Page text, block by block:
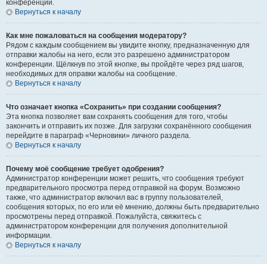
конференции.
Вернуться к началу
Как мне пожаловаться на сообщения модератору?
Рядом с каждым сообщением вы увидите кнопку, предназначенную для
отправки жалобы на него, если это разрешено администратором
конференции. Щёлкнув по этой кнопке, вы пройдёте через ряд шагов,
необходимых для оправки жалобы на сообщение.
Вернуться к началу
Что означает кнопка «Сохранить» при создании сообщения?
Эта кнопка позволяет вам сохранять сообщения для того, чтобы
закончить и отправить их позже. Для загрузки сохранённого сообщения
перейдите в параграф «Черновики» личного раздела.
Вернуться к началу
Почему моё сообщение требует одобрения?
Администратор конференции может решить, что сообщения требуют
предварительного просмотра перед отправкой на форум. Возможно
также, что администратор включил вас в группу пользователей,
сообщения которых, по его или её мнению, должны быть предварительно
просмотрены перед отправкой. Пожалуйста, свяжитесь с
администратором конференции для получения дополнительной
информации.
Вернуться к началу